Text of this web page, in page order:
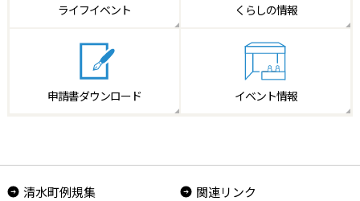
ライフイベント くらしの情報
申請書ダウンロード イベント情報
清水町例規集
関連リンク